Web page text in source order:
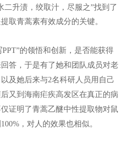
二升渍，绞取汁，尽服之”找到了
取青蒿素有效成分的关键。
PPT”的领悟和创新，是否能获得
答，于是有了她和团队成员对老
及她后来与2名科研人员用自己
又到海南疟疾高发区在真正的病
证明了青蒿乙醚中性提取物对鼠
100% ，对人的效果也相似。